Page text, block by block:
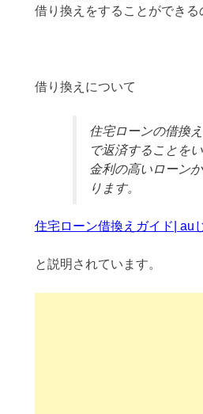
借り換えをすることができる
借り換えについて
住宅ローンの借換
で返済することをい
金利の高いローン
ります。
住宅ローン借換えガイド| au
と説明されています。